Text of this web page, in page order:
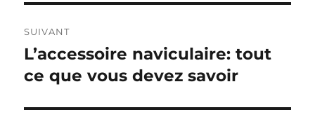
SUIVANT
Publication
suivante :
L’accessoire naviculaire: tout
ce que vous devez savoir